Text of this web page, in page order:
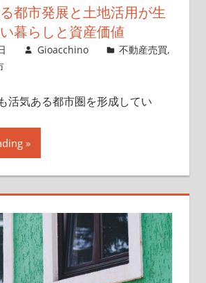
都市発展と土地活用が生
暮らしと資産価値
Gioacchino 不動産売買,
活気ある都市圏を形成してい